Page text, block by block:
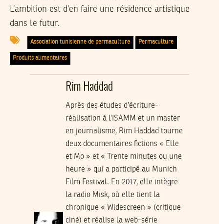
L’ambition est d’en faire une résidence artistique
dans le futur.
Association tunisienne de permaculture Permaculture
Produits alimentaires
Rim Haddad
Après des études d’écriture-
réalisation à l’ISAMM et un master
en journalisme, Rim Haddad tourne
deux documentaires fictions « Elle
et Mo » et « Trente minutes ou une
heure » qui a participé au Munich
Film Festival. En 2017, elle intègre
la radio Misk, où elle tient la
chronique « Widescreen » (critique
ciné) et réalise la web-série